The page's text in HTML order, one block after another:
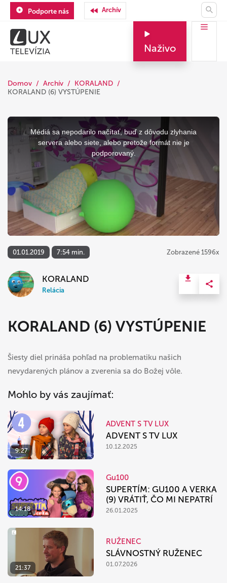
Podporte nás Archív
Naživo
Domov Archív
KORALAND
KORALAND (6) VYSTÚPENIE
This
a
modal
Médiá sa nepodarilo načítať, buď z dôvodu zlyhania
servera alebo siete, alebo pretože formát nie je
podporovaný.
01.01.2019 7:54 min. Zobrazené 1596x
KORALAND
Relácia
KORALAND (6) VYSTÚPENIE
Šiesty diel prináša pohľad na problematiku našich
nevydarených plánov a zverenia sa do Božej vôle.
Mohlo by vás zaujímať:
9:27
ADVENT S TV LUX
ADVENT S TV LUX
10.12.2025
14:18
Gu100
SUPERTÍM: GU100 A VERKA
(9) VRÁTIŤ, ČO MI NEPATRÍ
26.01.2025
21:37
RUŽENEC
SLÁVNOSTNÝ RUŽENEC
01.07.2026